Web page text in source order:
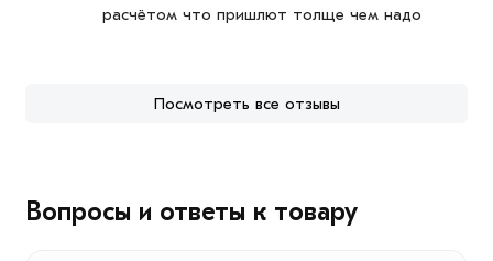
расчётом что пришлют толще чем надо
Посмотреть все отзывы
Вопросы и ответы к товару